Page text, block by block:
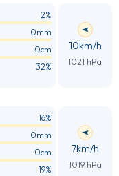
2%
0mm
0cm
32%
10km/h
1021 hPa
16%
0mm
0cm
19%
7km/h
1019 hPa